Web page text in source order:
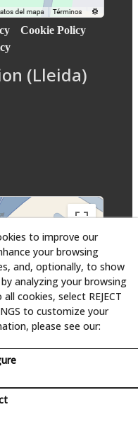
Cookie Policy
(Lleida)
to improve our
your browsing
and, optionally, to show
analyzing your browsing
cookies, select REJECT
to customize your
please see our: